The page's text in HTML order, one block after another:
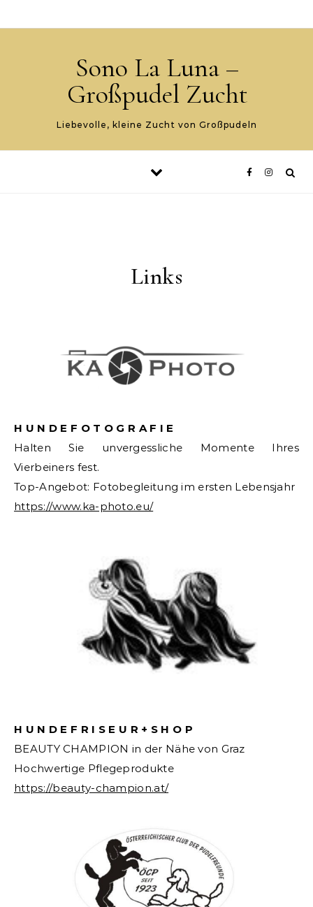
Sono La Luna –
Großpudel Zucht
Liebevolle, kleine Zucht von Großpudeln
Links
H U N D E F O T O G R A F I E
Halten Sie unvergessliche Momente Ihres
Vierbeiners fest.
Top-Angebot: Fotobegleitung im ersten Lebensjahr
https://www.ka-photo.eu/
H U N D E F R I S E U R + S H O P
BEAUTY CHAMPION in der Nähe von Graz
Hochwertige Pflegeprodukte
https://beauty-champion.at/